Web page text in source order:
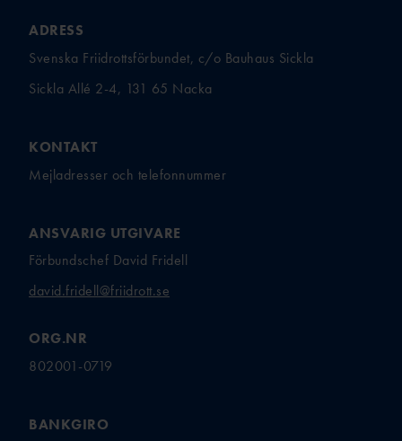
ADRESS
Svenska Friidrottsförbundet, c/o Bauhaus Sickla
Sickla Allé 2-4, 131 65 Nacka
KONTAKT
Mejladresser och telefonnummer
ANSVARIG UTGIVARE
Förbundschef David Fridell
david.fridell@friidrott.se
ORG.NR
802001-0719
BANKGIRO